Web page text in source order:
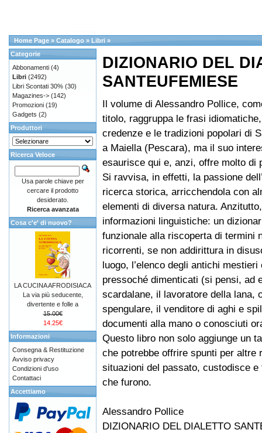
Home Page » Catalogo » Libri »
DIZIONARIO DEL
SANTEUFEMIESE
Il volume di Alessandro Pollice,
titolo, raggruppa le frasi
credenze e le tradizioni popolari di
a Maiella (Pescara), ma il suo
esaurisce qui e, anzi, offre molto di
Si ravvisa, in effetti, la passione
ricerca storica, arricchendola con
elementi di diversa natura.
informazioni linguistiche: un
funzionale alla riscoperta di termini
ricorrenti, se non addirittura in
luogo, l’elenco degli antichi mestieri
pressoché dimenticati (si pensi, ad
scardalane, il lavoratore della lana,
spengulare, il venditore di aghi e
documenti alla mano o conosciuti
Questo libro non solo aggiunge un
che potrebbe offrire spunti per
situazioni del passato, custodisce
che furono.
Alessandro Pollice
DIZIONARIO DEL DIALETTO
Categorie
Abbonamenti (4)
Libri (2492)
Libri Scontati 30% (30)
Magazines-> (142)
Promozioni (19)
Gadgets (2)
Produttori
Ricerca Veloce
Usa parole chiave per
cercare il prodotto
desiderato.
Ricerca avanzata
Cosa c'e' di nuovo?
LA CUCINA AFRODISIACA
La via più seducente,
divertente e folle a
15.00€
14.25€
Informazioni
Consegna & Restituzione
Avviso privacy
Condizioni d'uso
Contattaci
Accettiamo